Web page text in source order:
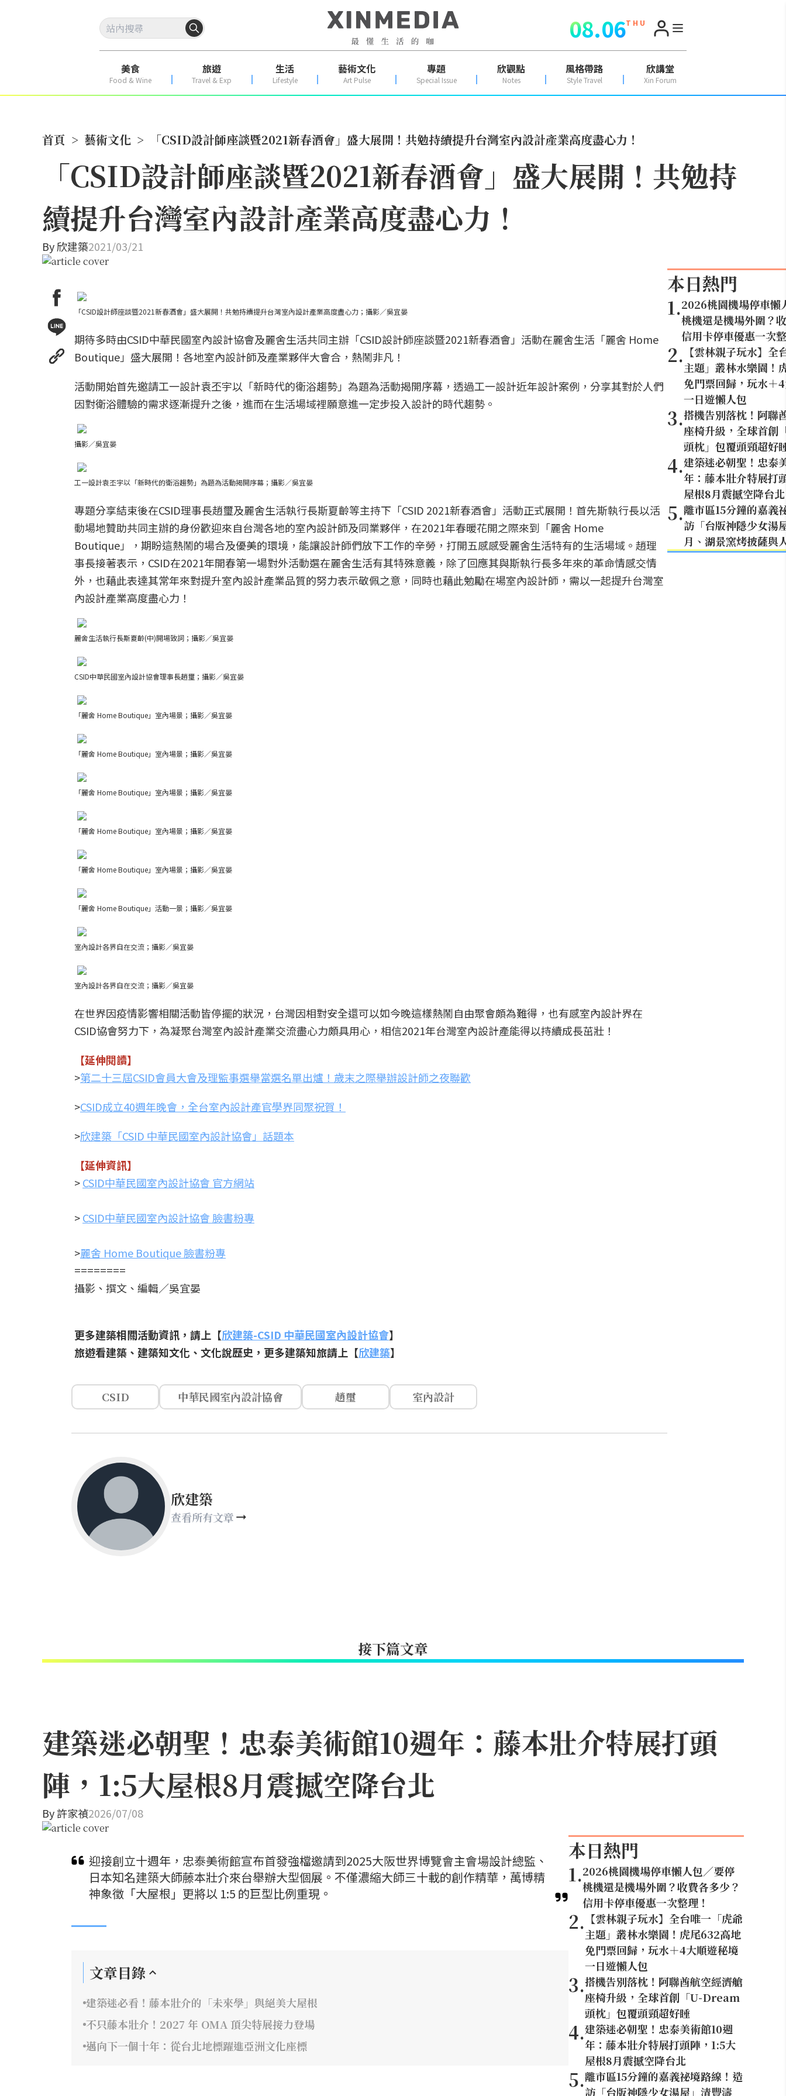
08.06T H U
美食
Food & Wine
旅遊
Travel & Exp
生活
Lifestyle
藝術文化
Art Pulse
專題
Special Issue
欣觀點
Notes
風格帶路
Style Travel
欣講堂
Xin Forum
首頁 > 藝術文化 > 「CSID設計師座談暨2021新春酒會」盛大展開！共勉持續提升台灣室內設計產業高度盡心力！
「CSID設計師座談暨2021新春酒會」盛大展開！共勉持
續提升台灣室內設計產業高度盡心力！
By欣建築2021/03/21
「CSID設計師座談暨2021新春酒會」盛大展開！共勉持續提升台灣室內設計產業高度盡心力；攝影／吳宜晏
期待多時由CSID中華民國室內設計協會及麗舍生活共同主辦「CSID設計師座談暨2021新春酒會」活動在麗舍生活「麗舍 Home
Boutique」盛大展開！各地室內設計師及產業夥伴大會合，熱鬧非凡！
活動開始首先邀請工一設計袁丕宇以「新時代的衛浴趨勢」為題為活動揭開序幕，透過工一設計近年設計案例，分享其對於人們
因對衛浴體驗的需求逐漸提升之後，進而在生活場域裡願意進一定步投入設計的時代趨勢。
攝影／吳宜晏
工一設計袁丕宇以「新時代的衛浴趨勢」為題為活動揭開序幕；攝影／吳宜晏
專題分享結束後在CSID理事長趙璽及麗舍生活執行長斯夏齡等主持下「CSID 2021新春酒會」活動正式展開！首先斯執行長以活
動場地贊助共同主辦的身份歡迎來自台灣各地的室內設計師及同業夥伴，在2021年春暖花開之際來到「麗舍 Home
Boutique」，期盼這熱鬧的場合及優美的環境，能讓設計師們放下工作的辛勞，打開五感感受麗舍生活特有的生活場域。趙理
事長接著表示，CSID在2021年開春第一場對外活動選在麗舍生活有其特殊意義，除了回應其與斯執行長多年來的革命情感交情
外，也藉此表達其常年來對提升室內設計產業品質的努力表示敬佩之意，同時也藉此勉勵在場室內設計師，需以一起提升台灣室
內設計產業高度盡心力！
麗舍生活執行長斯夏齡(中)開場致詞；攝影／吳宜晏
CSID中華民國室內設計協會理事長趙璽；攝影／吳宜晏
「麗舍 Home Boutique」室內場景；攝影／吳宜晏
「麗舍 Home Boutique」室內場景；攝影／吳宜晏
「麗舍 Home Boutique」室內場景；攝影／吳宜晏
「麗舍 Home Boutique」室內場景；攝影／吳宜晏
「麗舍 Home Boutique」室內場景；攝影／吳宜晏
「麗舍 Home Boutique」活動一景；攝影／吳宜晏
室內設計各界自在交流；攝影／吳宜晏
室內設計各界自在交流；攝影／吳宜晏
在世界因疫情影響相關活動皆停擺的狀況，台灣因相對安全還可以如今晚這樣熱鬧自由聚會頗為難得，也有感室內設計界在
CSID協會努力下，為凝聚台灣室內設計產業交流盡心力頗具用心，相信2021年台灣室內設計產能得以持續成長茁壯！
【延伸閱讀】
>第二十三屆CSID會員大會及理監事選舉當選名單出爐！歲末之際舉辦設計師之夜聯歡
>CSID成立40週年晚會，全台室內設計產官學界同聚祝賀！
>欣建築「CSID 中華民國室內設計協會」話題本
【延伸資訊】
>CSID中華民國室內設計協會 官方網站
>CSID中華民國室內設計協會 臉書粉專
>麗舍 Home Boutique 臉書粉專
========
攝影、撰文、編輯／吳宜晏
更多建築相關活動資訊，請上【欣建築-CSID 中華民國室內設計協會】
旅遊看建築、建築知文化、文化說歷史，更多建築知旅請上【欣建築】
CSID 中華民國室內設計協會 趙璽 室內設計
欣建築
查看所有文章
本日熱門
1.2026桃園機場停車懶
桃機還是機場外圍？
信用卡停車優惠一次
2. 【雲林親子玩水】全
主題」叢林水樂園！
免門票回歸，玩水＋
一日遊懶人包
3.搭機告別落枕！阿聯
座椅升級，全球首
頭枕」包覆頭頸超好
4.建築迷必朝聖！忠泰
年：藤本壯介特展打
屋根8月震撼空降台北
5.離市區15分鐘的嘉義
訪「台版神隱少女湯
月、湖景窯烤披薩與
接下篇文章
建築迷必朝聖！忠泰美術館10週年：藤本壯介特展打頭
陣，1:5大屋根8月震撼空降台北
By許家禎2026/07/08
迎接創立十週年，忠泰美術館宣布首發強檔邀請到2025大阪世界博覽會主會場設計總監、
日本知名建築大師藤本壯介來台舉辦大型個展。不僅濃縮大師三十載的創作精華，萬博精
神象徵「大屋根」更將以 1:5 的巨型比例重現。
文章目錄
建築迷必看！藤本壯介的「未來學」與絕美大屋根
不只藤本壯介！2027 年 OMA 頂尖特展接力登場
邁向下一個十年：從台北地標躍進亞洲文化座標
本日熱門
1.2026桃園機場停車懶人包／要停
桃機還是機場外圍？收費各多少？
信用卡停車優惠一次整理！
2. 【雲林親子玩水】全台唯一「虎爺
主題」叢林水樂園！虎尾632高地
免門票回歸，玩水＋4大順遊秘境
一日遊懶人包
3.搭機告別落枕！阿聯酋航空經濟艙
座椅升級，全球首創「U-Dream
頭枕」包覆頭頸超好睡
4.建築迷必朝聖！忠泰美術館10週
年：藤本壯介特展打頭陣，1:5大
屋根8月震撼空降台北
5.離市區15分鐘的嘉義祕境路線！造
訪「台版神隱少女湯屋」清豐濤